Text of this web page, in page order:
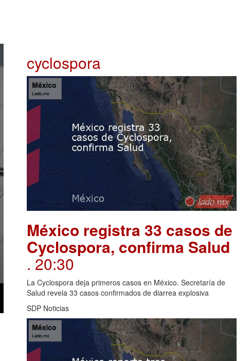
cyclospora
México registra 33 casos de
Cyclospora, confirma Salud
. 20:30
La Cyclospora deja primeros casos en México. Secretaría de
Salud revela 33 casos confirmados de diarrea explosiva
SDP Noticias